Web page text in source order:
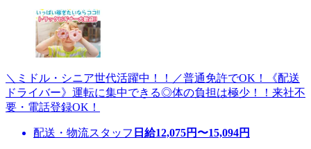
＼ミドル・シニア世代活躍中！！／普通免許でOK！《配送
ドライバー》運転に集中できる◎体の負担は極少！！来社不
要・電話登録OK！
配送・物流スタッフ 日給12,075円〜15,094円